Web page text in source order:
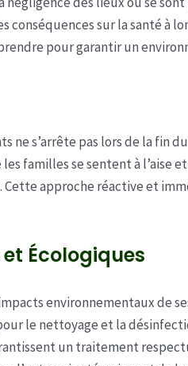
sur la santé à
pour garantir un
ne s’arrête pas lors de la fin
familles se sentent à l’aise
approche réactive et
Écologiques
environnementaux de
le nettoyage et la
un traitement